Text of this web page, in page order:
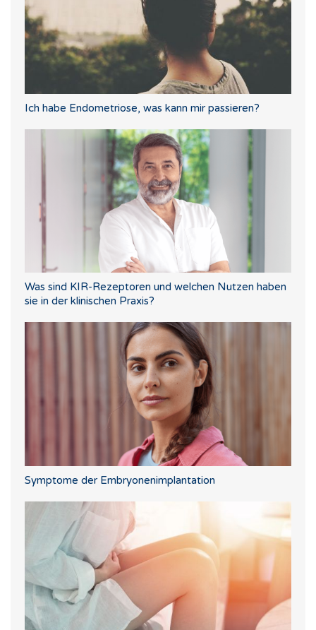
Ich habe Endometriose, was kann mir passieren?
Was sind KIR-Rezeptoren und welchen Nutzen haben
sie in der klinischen Praxis?
Symptome der Embryonenimplantation